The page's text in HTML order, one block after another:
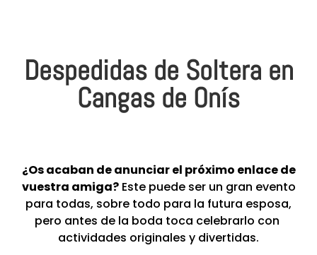
Despedidas de Soltera en
Cangas de Onís
¿Os acaban de anunciar el próximo enlace de
vuestra amiga? Este puede ser un gran evento
para todas, sobre todo para la futura esposa,
pero antes de la boda toca celebrarlo con
actividades originales y divertidas.